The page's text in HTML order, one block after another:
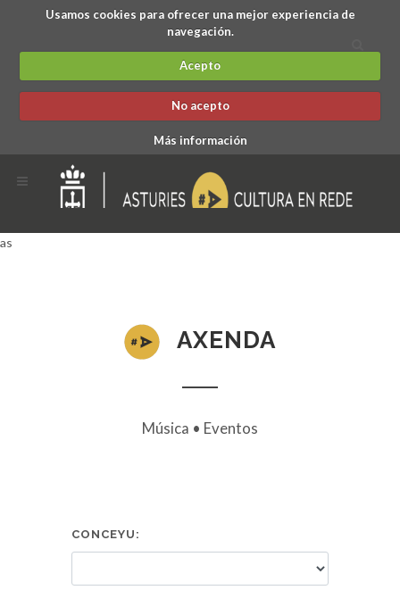
Usamos cookies para ofrecer una mejor experiencia de
navegación.
Acepto
No acepto
Más información
as
AXENDA
Música • Eventos
CONCEYU: